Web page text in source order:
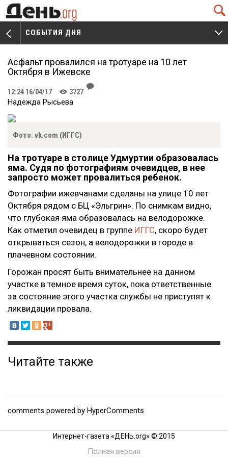
Q
V
СОБЫТИЯ ДНЯ
W
Асфальт провалился на тротуаре на 10 лет
Октября в Ижевске
12:24 16/04/17 K 3727
J
Надежда Рысьева
Фото: vk.com (ИГГС)
На тротуаре в столице Удмуртии образовалась
яма. Судя по фотографиям очевидцев, в нее
запросто может провалиться ребенок.
Фотографии ижевчанами сделаны на улице 10 лет
Октября рядом с БЦ «Эльгрин». По снимкам видно,
что глубокая яма образовалась на велодорожке.
Как отметил очевидец в группе ИГГС, скоро будет
открываться сезон, а велодорожки в городе в
плачевном состоянии.
Горожан просят быть внимательнее на данном
участке в темное время суток, пока ответственные
за состояние этого участка службы не приступят к
ликвидации провала.
Читайте также
comments powered by HyperComments
Интернет-газета «ДЕНЬ.org» © 2015
Полная версия